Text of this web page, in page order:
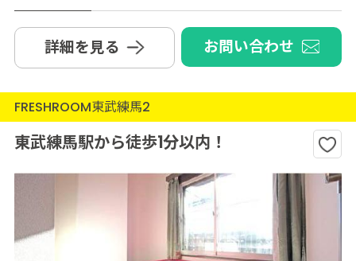
詳細を見る お問い合わせ
FRESHROOM東武練馬2
東武練馬駅から徒歩1分以内！